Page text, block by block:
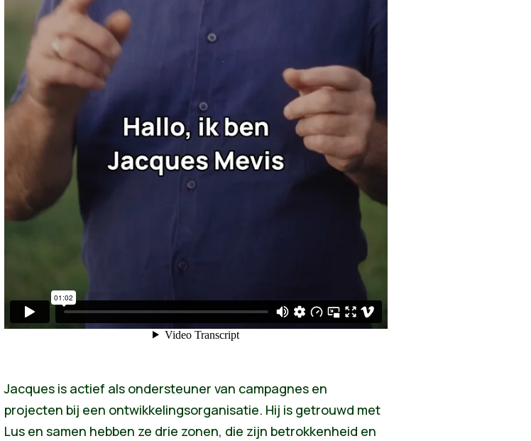
Jacques is actief als ondersteuner van campagnes en
projecten bij een ontwikkelingsorganisatie. Hij is getrouwd met
Lus en samen hebben ze drie zonen, die zijn betrokkenheid en